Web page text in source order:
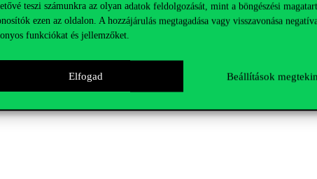
teszi számunkra az olyan adatok feldolgozását, mint a böngészési
ezen az oldalon. A hozzájárulás megtagadása vagy visszavonása
funkciókat és jellemzőket.
Elfogad Beállítások
Fővám tér 8.)
PhD, Corvinus; Simonovits András DSc, KRTK;